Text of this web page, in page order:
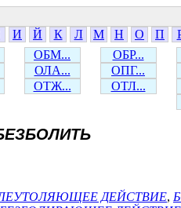
И Й К Л М Н О П
ОБМ...
ОБР...
ОЛА...
ОПГ...
ОТЖ... ОТЛ...
ДЕЙСТВИЕ,